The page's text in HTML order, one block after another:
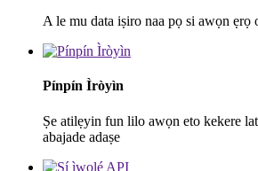
A le mu data iṣiro naa pọ si awọn ẹrọ
Pínpín Ìròyìn
Ṣe atilẹyin fun lilo awọn eto kekere
abajade adaṣe